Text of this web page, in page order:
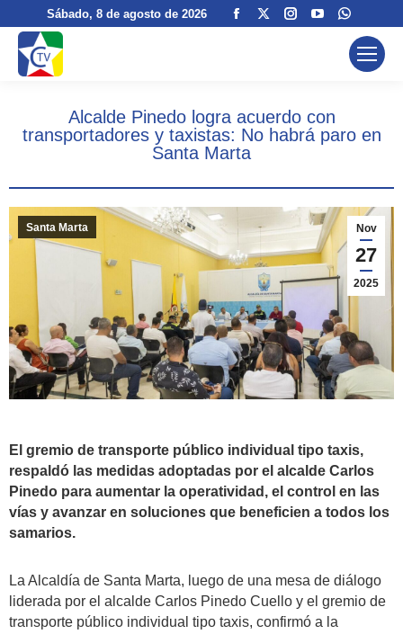
Sábado, 8 de agosto de 2026
Facebook
windowwindow
Instagram
window
YouTube
opens
window
page
opens
window
Alcalde Pinedo logra acuerdo con
transportadores y taxistas: No habrá paro en
Santa Marta
Nov
27
2025
Santa Marta
El gremio de transporte público individual tipo taxis,
respaldó las medidas adoptadas por el alcalde Carlos
Pinedo para aumentar la operatividad, el control en las
vías y avanzar en soluciones que beneficien a todos los
samarios.
La Alcaldía de Santa Marta, luego de una mesa de diálogo
liderada por el alcalde Carlos Pinedo Cuello y el gremio de
transporte público individual tipo taxis, confirmó a la